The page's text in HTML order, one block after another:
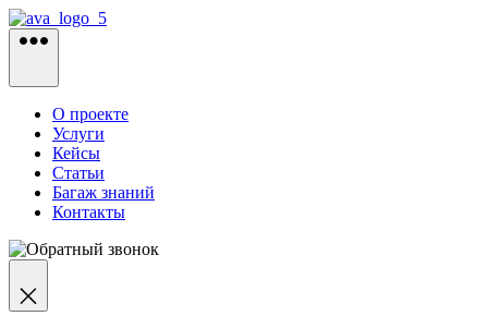
Перейти
к
О проекте
Услуги
Кейсы
Статьи
Багаж знаний
Контакты